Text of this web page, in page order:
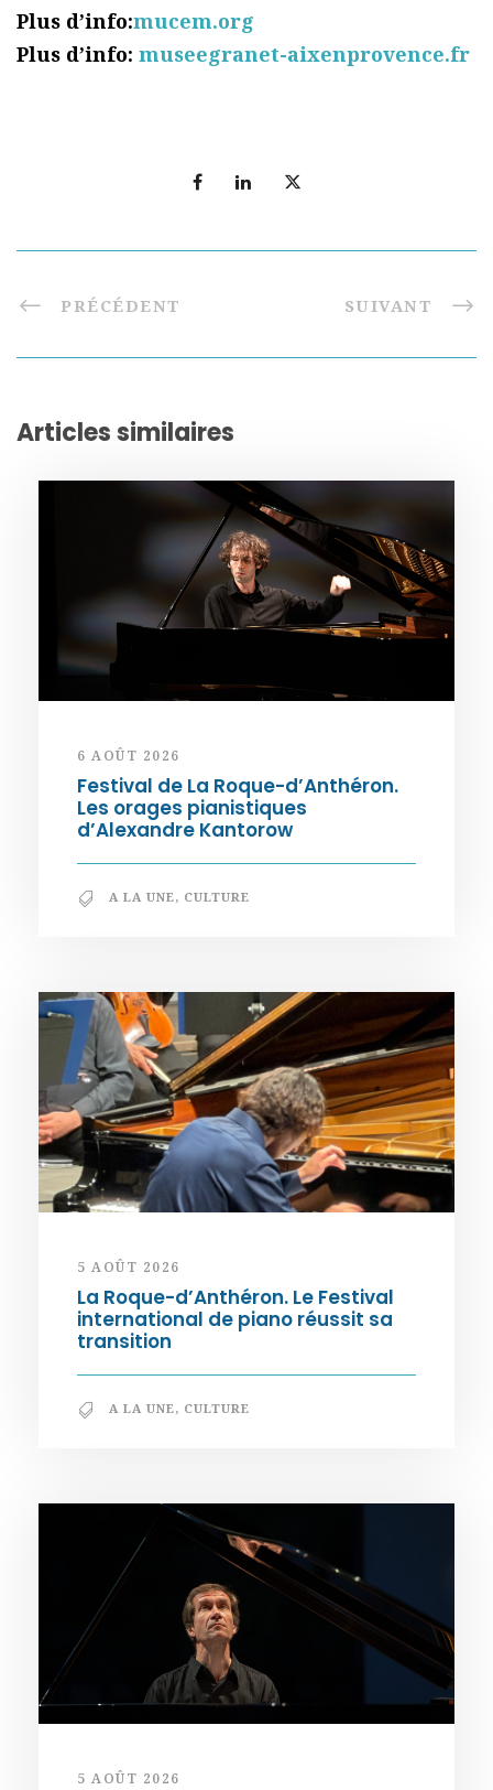
Plus d’info:mucem.org
Plus d’info: museegranet-aixenprovence.fr
PRÉCÉDENT SUIVANT
Articles similaires
6 AOÛT 2026
Festival de La Roque-d’Anthéron.
Les orages pianistiques
d’Alexandre Kantorow
A LA UNE, CULTURE
5 AOÛT 2026
La Roque-d’Anthéron. Le Festival
international de piano réussit sa
transition
A LA UNE, CULTURE
5 AOÛT 2026